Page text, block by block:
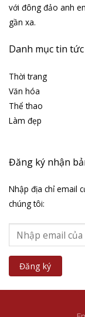
với đông đảo anh
gần xa.
Danh mục tin tức
Thời trang
Văn hóa
Thể thao
Làm đẹp
Đăng ký nhận
Nhập địa chỉ email
chúng tôi: